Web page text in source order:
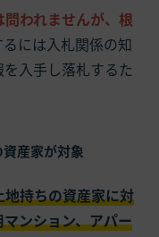
われませんが、根
には入札関係の知
入手し落札するた
産家が対象
地持ちの資産家に対
ンション、アパー